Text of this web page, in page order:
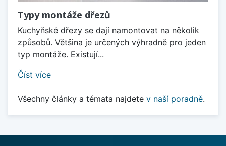
Typy montáže dřezů
Kuchyňské dřezy se dají namontovat na několik
způsobů. Většina je určených výhradně pro jeden
typ montáže. Existují...
Číst více
Všechny články a témata najdete v naší poradně.